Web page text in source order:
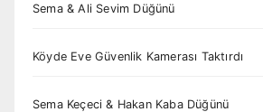
Sema & Ali Sevim Düğünü
Köyde Eve Güvenlik Kamerası Taktırdı
Sema Keçeci & Hakan Kaba Düğünü